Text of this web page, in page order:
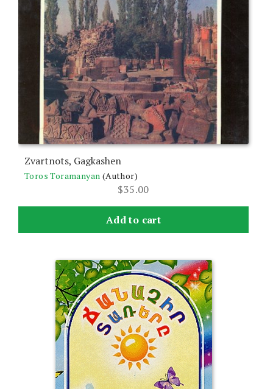
Zvartnots, Gagkashen
Toros Toramanyan (Author)
$35.00
Add to cart